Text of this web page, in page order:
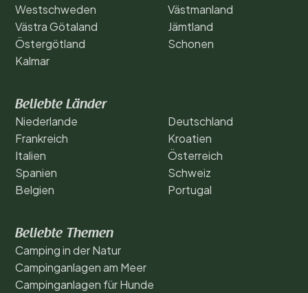
Westschweden
Västra Götaland
Östergötland
Kalmar
Västmanland
Jämtland
Schonen
Beliebte Länder
Niederlande
Frankreich
Italien
Spanien
Belgien
Deutschland
Kroatien
Österreich
Schweiz
Portugal
Beliebte Themen
Camping in der Natur
Campinganlagen am Meer
Campinganlagen für Hunde